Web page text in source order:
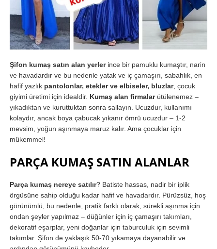
Şifon kumaş satın alan yerlerince bir pamuklu kumaştır, narin
ve havadardır ve bu nedenle yatak ve iç çamaşırı, sabahlık, en
hafif yazlık pantolonlar, etekler ve elbiseler, bluzlar, çocuk
giyimi üretimi için idealdir. Kumaş alan firmalarütülenemez –
yıkadıktan ve kuruttuktan sonra sallayın. Ucuzdur, kullanımı
kolaydır, ancak boya çabucak yıkanır ömrü ucuzdur – 1-2
mevsim, yoğun aşınmaya maruz kalır. Ama çocuklar için
mükemmel!
PARÇA KUMAŞ SATIN ALANLAR
Parça kumaş nereye satılır? Batiste hassas, nadir bir iplik
örgüsüne sahip olduğu kadar hafif ve havadardır. Pürüzsüz, hoş
görünümlü, bu nedenle, pratik farklı olarak, sürekli aşınma için
ondan şeyler yapılmaz – düğünler için iç çamaşırı takımları,
dekoratif eşarplar, yeni doğanlar için taburculuk için sevimli
takımlar. Şifon de yaklaşık 50-70 yıkamaya dayanabilir ve